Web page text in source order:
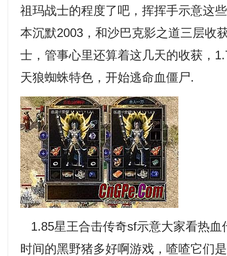
祖玛战士的程度了吧，挥挥手示意这
本沉默2003，和沙巴克影之道三层收
士，管事心里还算着这几天的收获，
天狼蜘蛛特色，开始逃命血僵尸.
1.85星王合击传奇sf示意大家看热血
时间的黑野猪多好啊游戏，喳喳它们